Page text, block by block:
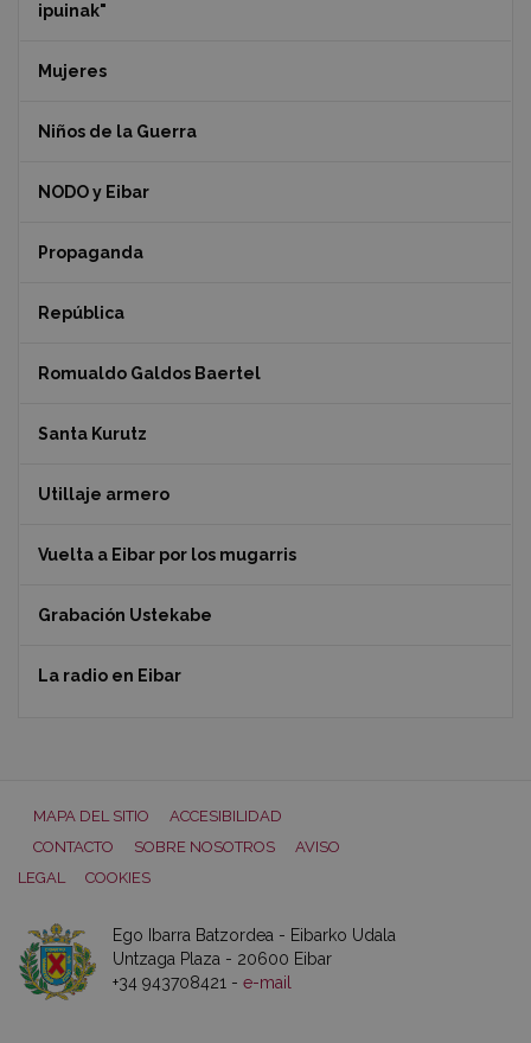
ipuinak"
Mujeres
Niños de la Guerra
NODO y Eibar
Propaganda
República
Romualdo Galdos Baertel
Santa Kurutz
Utillaje armero
Vuelta a Eibar por los mugarris
Grabación Ustekabe
La radio en Eibar
MAPA DEL SITIO
ACCESIBILIDAD
CONTACTO
SOBRE NOSOTROS
AVISO
LEGAL
COOKIES
Ego Ibarra Batzordea - Eibarko Udala
Untzaga Plaza - 20600 Eibar
+34 943708421 - e-mail